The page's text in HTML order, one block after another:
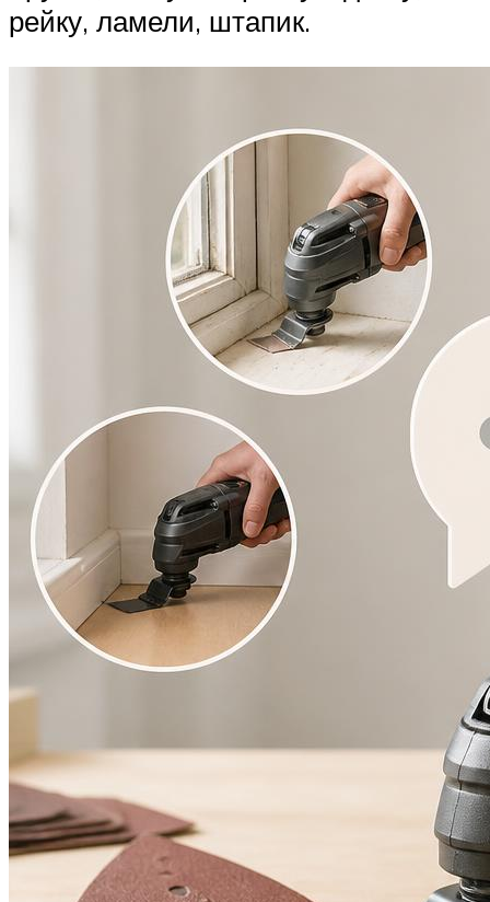
рейку, ламели, штапик.